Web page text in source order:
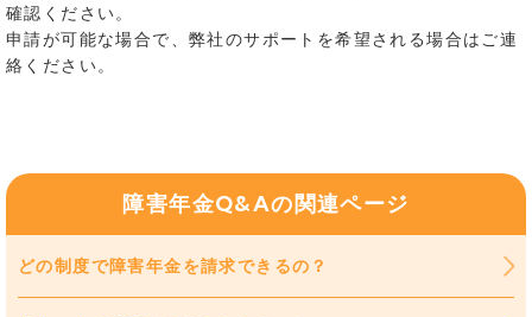
確認ください。
申請が可能な場合で、弊社のサポートを希望される場合はご連
絡ください。
障害年金Q&Aの関連ページ
どの制度で障害年金を請求できるの？